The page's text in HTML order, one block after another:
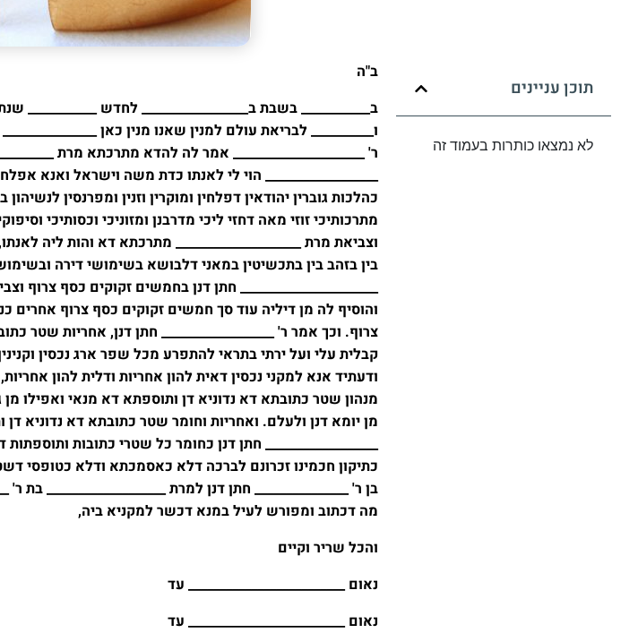
תוכן עניינים
לא נמצאו כותרות בעמוד זה
ב"ה
ב___________ בשבת ב_________________ לחדש
ו__________ לבריאת עולם למנין שאנו מנין כאן
ר' _____________________ אמר לה להדא מתרכתא מרת
__________________ הוי לי לאנתו כדת משה וישראל ואנא אפלח
כהלכות גוברין יהודאין דפלחין ומוקרין וזנין ומפרנסין
מתרכותיכי זוזי מאה דחזי ליכי מדרבנן ומזוניכי וכסותיכי
וצביאת מרת ____________________ מתרכתא דא והות ליה
בין בזהב בין בתכשיטין במאני דלבושא בשימושי דירה
______________________ חתן דנן בחמשים זקוקים כסף צרוף וצבי
והוסיף לה מן דיליה עוד סך חמשים זקוקים כסף צרוף אחרים
צרוף. וכך אמר ר' __________________ חתן דנן, אחריות שטר
קבלית עלי ועל ירתי בתראי להתפרע מכל שפר ארג נכסין
ודעתיד אנא למקני נכסין דאית להון אחריות ודלית להון
מנהון שטר כתובתא דא נדוניא דן ותוספתא דא מנאי ואפילו
מן יומא דנן ולעלם. ואחריות וחומר שטר כתובתא דא נדוניא
__________________ חתן דנן כחומר כל שטרי כתובות ותוספתות
כתיקון חכמינו זכרונם לברכה דלא כאסמכתא ודלא כטופסי
בן ר' _______________ חתן דנן למרת ___________________ בת
מה דכתוב ומפורש לעיל במנא דכשר למקניא ביה,
והכל שריר וקיים
נאום _________________________ עד
נאום _________________________ עד